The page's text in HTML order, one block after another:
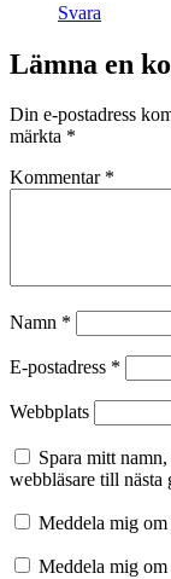
Svara
Lämna en
Din e-postadress
märkta *
Kommentar *
Namn *
E-postadress *
Webbplats
Spara mitt
webbläsare till nästa
Meddela mig
Meddela mig